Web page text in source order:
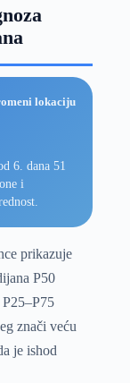
lokaciju
6. dana 51
i
prikazuje
P50
znači veću
je ishod